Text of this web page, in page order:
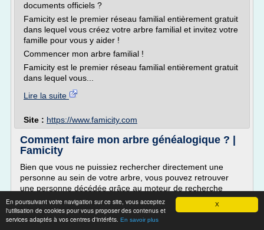
X
En poursuivant votre navigation sur ce site, vous acceptez
l'utilisation de cookies pour vous proposer des contenus et
services adaptés à vos centres d'intérêts. En savoir plus
documents officiels ?
Famicity est le premier réseau familial entièrement gratuit
dans lequel vous créez votre arbre familial et invitez votre
famille pour vous y aider !
Commencer mon arbre familial !
Famicity est le premier réseau familial entièrement gratuit
dans lequel vous...
Lire la suite
Site : https://www.famicity.com
Comment faire mon arbre généalogique ? |
Famicity
Bien que vous ne puissiez rechercher directement une
personne au sein de votre arbre, vous pouvez retrouver
une personne décédée grâce au moteur de recherche
puissant de familysearch disposant de nombreux filtres
(noms, prénoms, lieu et année de naissance, de résidence,
de décès, de mariage etc.). Après avoir trouvé l'ancêtre que